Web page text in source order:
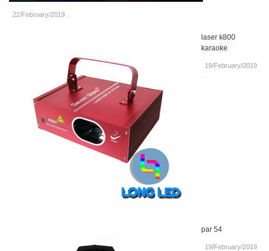
22/February/2019
laser k800
karaoke
19/February/2019
par 54
19/February/2019